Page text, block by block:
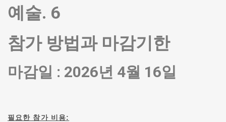
예술. 6
참가 방법과 마감기한
마감일 : 2026년 4월 16일
필요한 참가 비용: